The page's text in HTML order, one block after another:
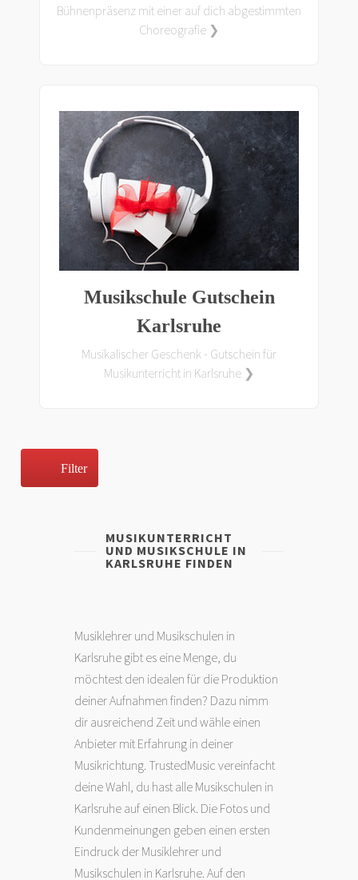
Bühnenpräsenz mit einer auf dich abgestimmten
Choreografie ❯
Musikschule Gutschein
Karlsruhe
Musikalischer Geschenk - Gutschein für
Musikunterricht in Karlsruhe ❯
Filter
MUSIKUNTERRICHT
UND MUSIKSCHULE IN
KARLSRUHE FINDEN
Musiklehrer und Musikschulen in
Karlsruhe gibt es eine Menge, du
möchtest den idealen für die Produktion
deiner Aufnahmen finden? Dazu nimm
dir ausreichend Zeit und wähle einen
Anbieter mit Erfahrung in deiner
Musikrichtung. TrustedMusic vereinfacht
deine Wahl, du hast alle Musikschulen in
Karlsruhe auf einen Blick. Die Fotos und
Kundenmeinungen geben einen ersten
Eindruck der Musiklehrer und
Musikschulen in Karlsruhe. Auf den